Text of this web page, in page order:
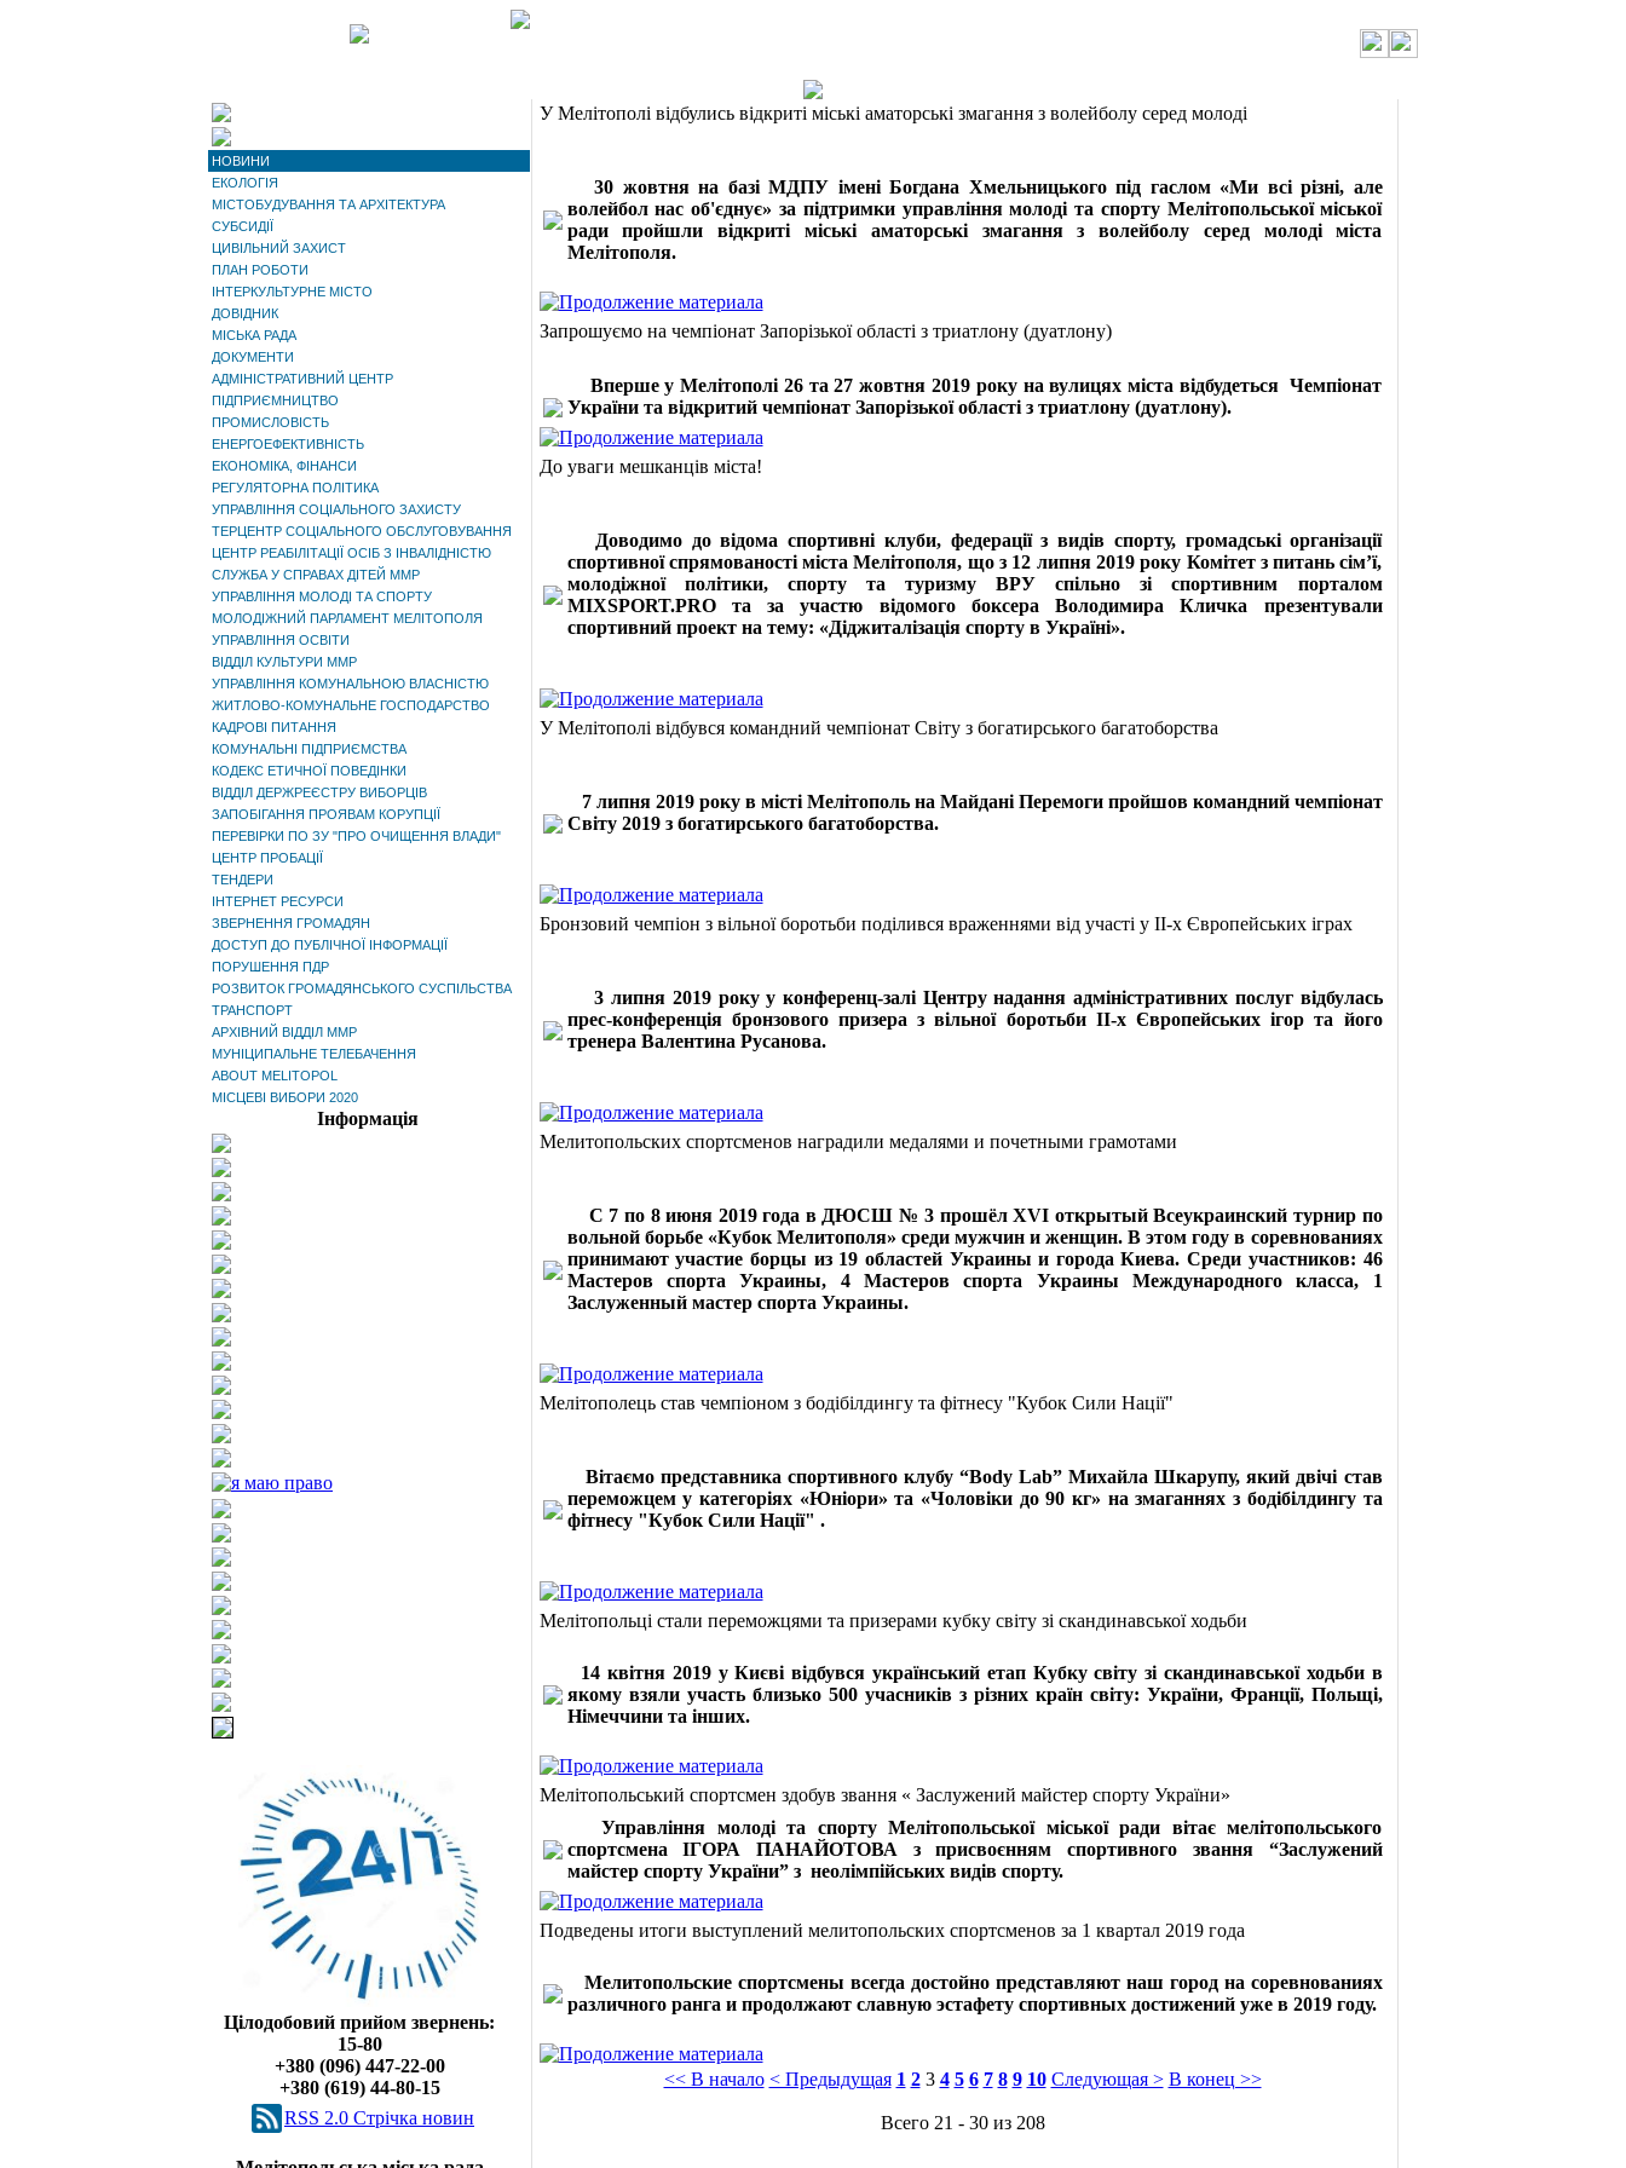
НОВИНИ
ЕКОЛОГІЯ
МІСТОБУДУВАННЯ ТА АРХІТЕКТУРА
СУБСИДІЇ
ЦИВІЛЬНИЙ ЗАХИСТ
ПЛАН РОБОТИ
ІНТЕРКУЛЬТУРНЕ МІСТО
ДОВІДНИК
МІСЬКА РАДА
ДОКУМЕНТИ
АДМІНІСТРАТИВНИЙ ЦЕНТР
ПІДПРИЄМНИЦТВО
ПРОМИСЛОВІСТЬ
ЕНЕРГОЕФЕКТИВНІСТЬ
ЕКОНОМІКА, ФІНАНСИ
РЕГУЛЯТОРНА ПОЛІТИКА
УПРАВЛІННЯ СОЦІАЛЬНОГО ЗАХИСТУ
ТЕРЦЕНТР СОЦІАЛЬНОГО ОБСЛУГОВУВАННЯ
ЦЕНТР РЕАБІЛІТАЦІЇ ОСІБ З ІНВАЛІДНІСТЮ
СЛУЖБА У СПРАВАХ ДІТЕЙ ММР
УПРАВЛІННЯ МОЛОДІ ТА СПОРТУ
МОЛОДІЖНИЙ ПАРЛАМЕНТ МЕЛІТОПОЛЯ
УПРАВЛІННЯ ОСВІТИ
ВІДДІЛ КУЛЬТУРИ ММР
УПРАВЛІННЯ КОМУНАЛЬНОЮ ВЛАСНІСТЮ
ЖИТЛОВО-КОМУНАЛЬНЕ ГОСПОДАРСТВО
КАДРОВІ ПИТАННЯ
КОМУНАЛЬНІ ПІДПРИЄМСТВА
КОДЕКС ЕТИЧНОЇ ПОВЕДІНКИ
ВІДДІЛ ДЕРЖРЕЄСТРУ ВИБОРЦІВ
ЗАПОБІГАННЯ ПРОЯВАМ КОРУПЦІЇ
ПЕРЕВІРКИ ПО ЗУ "ПРО ОЧИЩЕННЯ ВЛАДИ"
ЦЕНТР ПРОБАЦІЇ
ТЕНДЕРИ
ІНТЕРНЕТ РЕСУРСИ
ЗВЕРНЕННЯ ГРОМАДЯН
ДОСТУП ДО ПУБЛІЧНОЇ ІНФОРМАЦІЇ
ПОРУШЕННЯ ПДР
РОЗВИТОК ГРОМАДЯНСЬКОГО СУСПІЛЬСТВА
ТРАНСПОРТ
АРХІВНИЙ ВІДДІЛ ММР
МУНІЦИПАЛЬНЕ ТЕЛЕБАЧЕННЯ
ABOUT MELITOPOL
МІСЦЕВІ ВИБОРИ 2020
Інформація
Цілодобовий прийом звернень:
15-80
+380 (096) 447-22-00
+380 (619) 44-80-15
RSS 2.0 Cтрічка новин
У Мелітополі відбулись відкриті міські аматорські змагання з волейболу серед молоді
30 жовтня на базі МДПУ імені Богдана Хмельницького під гаслом «Ми всі різні, але
волейбол нас об'єднує» за підтримки управління молоді та спорту Мелітопольської міської
ради пройшли відкриті міські аматорські змагання з волейболу серед молоді міста
Мелітополя.
Запрошуємо на чемпіонат Запорізької області з триатлону (дуатлону)
Вперше у Мелітополі 26 та 27 жовтня 2019 року на вулицях міста відбудеться Чемпіонат
України та відкритий чемпіонат Запорізької області з триатлону (дуатлону).
До уваги мешканців міста!
Доводимо до відома спортивні клуби, федерації з видів спорту, громадські організації
спортивної спрямованості міста Мелітополя, що з 12 липня 2019 року Комітет з питань сім’ї,
молодіжної політики, спорту та туризму ВРУ спільно зі спортивним порталом
MIXSPORT.PROта за участю відомого боксера Володимира Кличка презентували
спортивний проект на тему: «Діджиталізація спорту в Україні».
У Мелітополі відбувся командний чемпіонат Світу з богатирського багатоборства
7 липня 2019 року в місті Мелітополь на Майдані Перемоги пройшов командний чемпіонат
Світу 2019 з богатирського багатоборства.
Бронзовий чемпіон з вільної боротьби поділився враженнями від участі у ІІ-х Європейських іграх
3 липня 2019 року у конференц-залі Центру надання адміністративних послуг відбулась
прес-конференція бронзового призера з вільної боротьби ІІ-х Європейських ігор та його
тренера Валентина Русанова.
Мелитопольских спортсменов наградили медалями и почетными грамотами
С 7 по 8 июня 2019 года в ДЮСШ № 3 прошёл XVІ открытый Всеукраинский турнир по
вольной борьбе «Кубок Мелитополя» среди мужчин и женщин. В этом году в соревнованиях
принимают участие борцы из 19 областей Украины и города Киева. Среди участников: 46
Мастеров спорта Украины, 4 Мастеров спорта Украины Международного класса, 1
Заслуженный мастер спорта Украины.
Мелітополець став чемпіоном з бодібілдингу та фітнесу "Кубок Сили Нації"
Вітаємо представника спортивного клубу “Body Lab” Михайла Шкарупу, який двічі став
переможцем у категоріях «Юніори» та «Чоловіки до 90 кг» на змаганнях з бодібілдингу та
фітнесу "Кубок Сили Нації" .
Мелітопольці стали переможцями та призерами кубку світу зі скандинавської ходьби
14 квітня 2019 у Києві відбувся український етап Кубку світу зі скандинавської ходьби в
якому взяли участь близько 500 учасників з різних країн світу: України, Франції, Польщі,
Німеччини та інших.
Мелітопольський спортсмен здобув звання « Заслужений майстер спорту України»
Управління молоді та спорту Мелітопольської міської ради вітає мелітопольського
спортсмена ІГОРА ПАНАЙОТОВА з присвоєнням спортивного звання “Заслужений
майстер спорту України” з неолімпійських видів спорту.
Подведены итоги выступлений мелитопольских спортсменов за 1 квартал 2019 года
Мелитопольские спортсмены всегда достойно представляют наш город на соревнованиях
различного ранга и продолжают славную эстафету спортивных достижений уже в 2019 году.
<< В начало < Предыдущая 1 2 3 4 5 6 7 8 9 10 Следующая > В конец >>
Всего 21 - 30 из 208